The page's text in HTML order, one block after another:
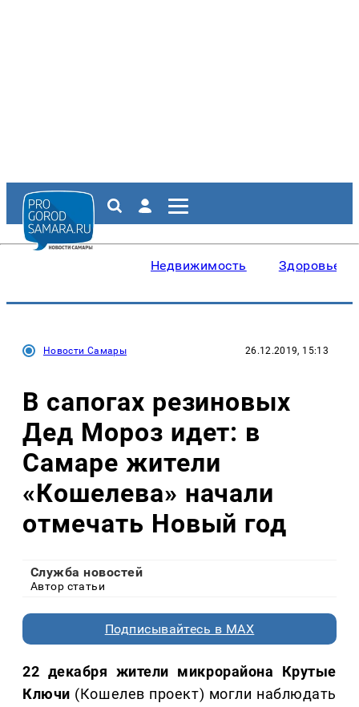
Недвижимость Здоровье
Новости Самары 26.12.2019, 15:13
В сапогах резиновых
Дед Мороз идет: в
Самаре жители
«Кошелева» начали
отмечать Новый год
Служба новостей
Автор статьи
Подписывайтесь в MAX
22 декабря жители микрорайона Крутые
Ключи (Кошелев проект) могли наблюдать